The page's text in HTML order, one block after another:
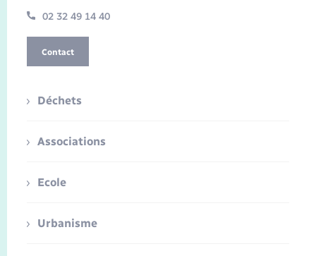
02 32 49 14 40
Contact
Déchets
Associations
Ecole
Urbanisme